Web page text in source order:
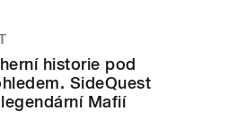
historie pod
SideQuest
Mafií